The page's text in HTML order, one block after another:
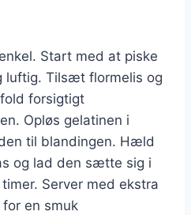
Start med at piske
luftig. Tilsæt flormelis og
forsigtigt
Opløs gelatinen i
til blandingen. Hæld
og lad den sætte sig i
Server med ekstra
en smuk